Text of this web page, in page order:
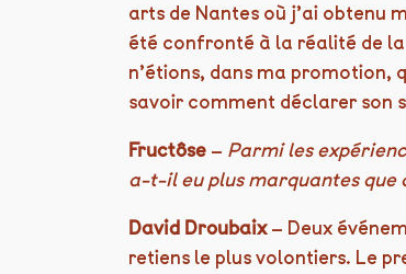
arts de Nantes où j’ai obtenu
été confronté à la réalité de
n’étions, dans ma promotion,
savoir comment déclarer son
Fructôse – Parmi les
a-t-il eu plus marquantes que
David Droubaix– Deux
retiens le plus volontiers. Le